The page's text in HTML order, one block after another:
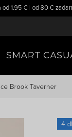
od 1.95 € | od 80 €
SMART
Brook Taverner
4